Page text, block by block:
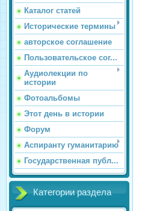
Каталог статей
Исторические термины
авторское соглашение
Пользовательское сог...
Аудиолекции по
истории
Фотоальбомы
Этот день в истории
Форум
Аспиранту гуманитарию
Государственная публ...
Категории раздела